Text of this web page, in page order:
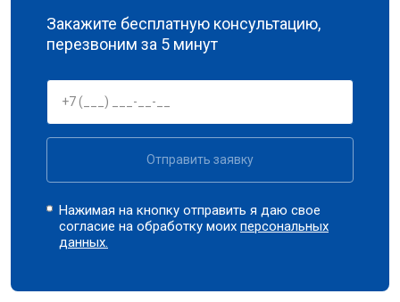
Закажите бесплатную консультацию,
перезвоним за 5 минут
Отправить заявку
Нажимая на кнопку отправить я даю свое
согласие на обработку моихперсональных
данных.